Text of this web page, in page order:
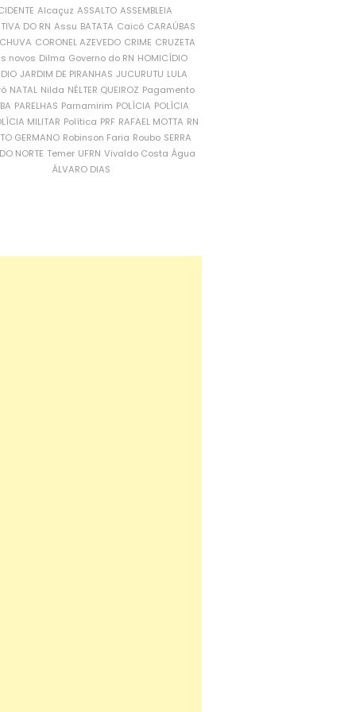
Alcaçuz ASSALTO ASSEMBLEIA
DO RN Assu BATATA Caicó CARAÚBAS
CORONEL AZEVEDO CRIME CRUZETA
novos Dilma Governo do RN HOMICÍDIO
JARDIM DE PIRANHAS JUCURUTU LULA
NATAL Nilda NÉLTER QUEIROZ Pagamento
PARELHAS Parnamirim POLÍCIA POLÍCIA
MILITAR Política PRF RAFAEL MOTTA RN
GERMANO Robinson Faria Roubo SERRA
NORTE Temer UFRN Vivaldo Costa Água
ÁLVARO DIAS